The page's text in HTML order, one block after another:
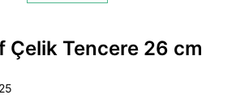
Çelik Tencere 26 cm